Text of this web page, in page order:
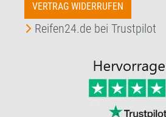
VERTRAG WIDERRUFEN
Reifen24.de bei Trustpilot